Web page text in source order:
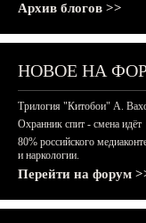
Архив блогов >>
НОВОЕ НА
Трилогия "Китобои" А.
Охранник спит - смена идёт
80% российского
и наркологии.
Перейти на форум